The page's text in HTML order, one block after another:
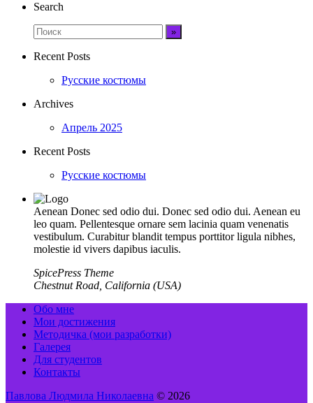
Search
Recent Posts
Русские костюмы
Archives
Апрель 2025
Recent Posts
Русские костюмы
Aenean Donec sed odio dui. Donec sed odio dui. Aenean eu
leo quam. Pellentesque ornare sem lacinia quam venenatis
vestibulum. Curabitur blandit tempus porttitor ligula nibhes,
molestie id vivers dapibus iaculis.
SpicePress Theme
Chestnut Road, California (USA)
Обо мне
Мои достижения
Методичка (мои разработки)
Галерея
Для студентов
Контакты
Павлова Людмила Николаевна © 2026